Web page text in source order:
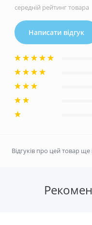
середній рейтинг товара
Написати відгук
Відгуків про цей товар